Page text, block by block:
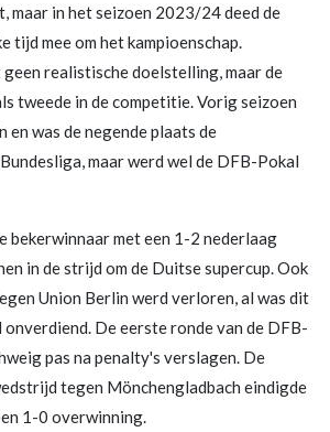
maar in het seizoen 2023/24 deed de
tijd mee om het kampioenschap.
realistische doelstelling, maar de
tweede in de competitie. Vorig seizoen
en was de negende plaats de
maar werd wel de DFB-Pokal
bekerwinnaar met een 1-2 nederlaag
in de strijd om de Duitse supercup. Ook
Union Berlin werd verloren, al was dit
De eerste ronde van de DFB-
pas na penalty's verslagen. De
tegen Mönchengladbach eindigde
1-0 overwinning.